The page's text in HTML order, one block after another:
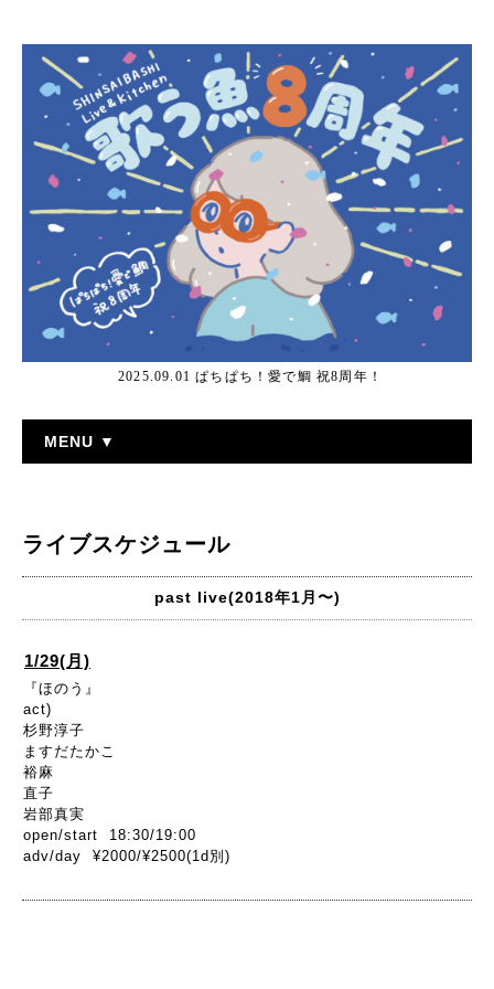
2025.09.01 ぱちぱち！愛で鯛 祝8周年！
MENU ▼
ライブスケジュール
past live(2018年1月〜)
1/29(月)
『ほのう』
act)
杉野淳子
ますだたかこ
裕麻
直子
岩部真実
open/start 18:30/19:00
adv/day ¥2000/¥2500(1d別)